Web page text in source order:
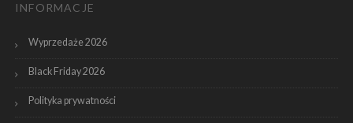
INFORMACJE
Wyprzedaże 2026
Black Friday 2026
Polityka prywatności